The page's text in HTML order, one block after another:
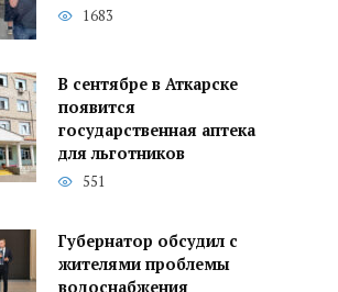
1683
В сентябре в Аткарске
появится
государственная аптека
для льготников
551
Губернатор обсудил с
жителями проблемы
водоснабжения